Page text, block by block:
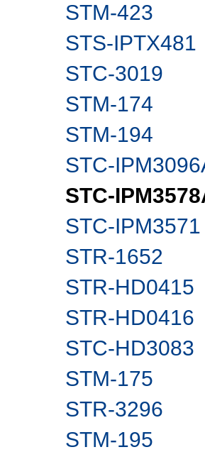
STM-423
STS-IPTX481
STC-3019
STM-174
STM-194
STC-
STC-
STC-
STR-1652
STR-HD0415
STR-HD0416
STC-HD3083
STM-175
STR-3296
STM-195